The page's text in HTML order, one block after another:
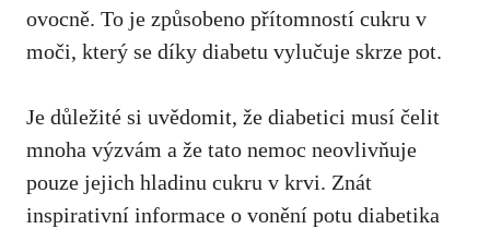
ovocně. ⁤To je způsobeno přítomností cukru v
⁤moči, který se ‍díky diabetu vylučuje⁤ skrze pot.
Je⁢ důležité ⁢si ⁤uvědomit, že‍ diabetici musí⁣ čelit
mnoha výzvám a ⁣že ⁤tato nemoc neovlivňuje
pouze jejich hladinu ⁢cukru v krvi. Znát
inspirativní informace o vonění potu diabetika